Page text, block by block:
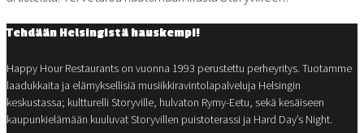
Tehdään Helsingistä hauskempi!
Happy Hour Restaurants on vuonna 1993 perustettu perheyritys. Tuotamme
laadukkaita ja elämyksellisiä musiikkiravintolapalveluja Helsingin
keskustassa; kultturelli Storyville, hulvaton Rymy-Eetu, sekä kesäiseen
kaupunkielämään kuuluvat Storyvillen puistoterassi ja Hard Day’s Night.